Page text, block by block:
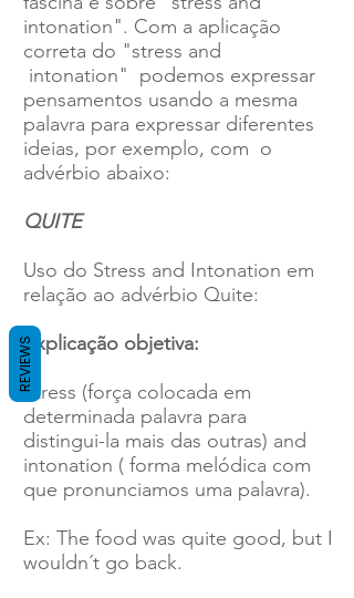
intonation". Com a aplicação
correta do "stress and
intonation" podemos expressar
pensamentos usando a mesma
palavra para expressar diferentes
ideias, por exemplo, com o
advérbio abaixo:
QUITE
Uso do Stress and Intonation em
relação ao advérbio Quite:
Explicação objetiva:
Stress (força colocada em
determinada palavra para
distingui-la mais das outras) and
intonation ( forma melódica com
que pronunciamos uma palavra).
Ex: The food was quite good, but I
wouldn´t go back.
REVIEWS